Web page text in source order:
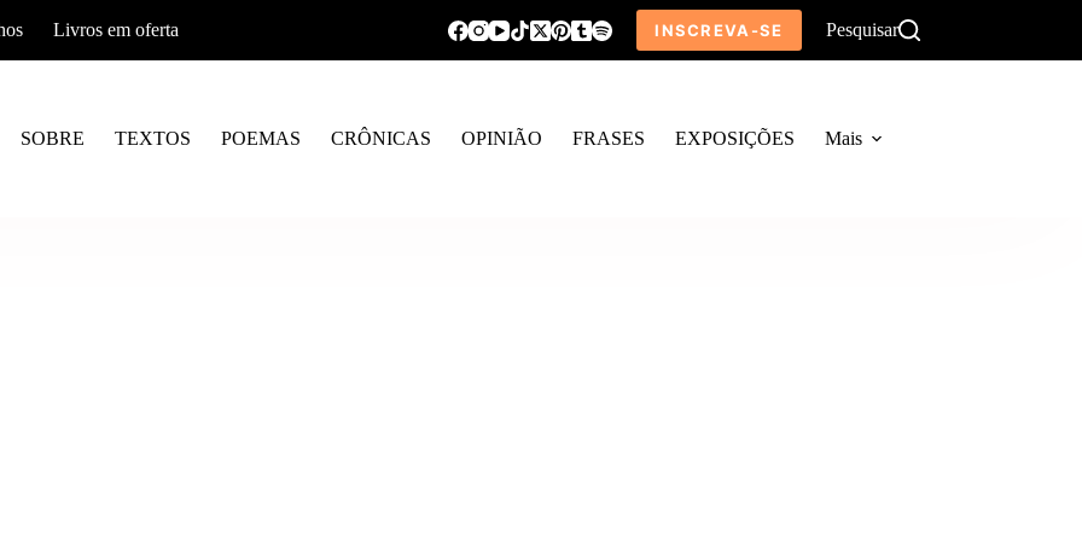
Livros em oferta INSCREVA-SE Pesquisar
SOBRE TEXTOS POEMAS CRÔNICAS OPINIÃO FRASES EXPOSIÇÕES Mais